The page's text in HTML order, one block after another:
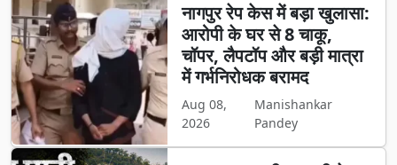
नागपुर रेप केस में बड़ा खुलासा:
आरोपी के घर से 8 चाकू,
चॉपर, लैपटॉप और बड़ी मात्रा
में गर्भनिरोधक बरामद
Aug 08,
2026
Manishankar
Pandey